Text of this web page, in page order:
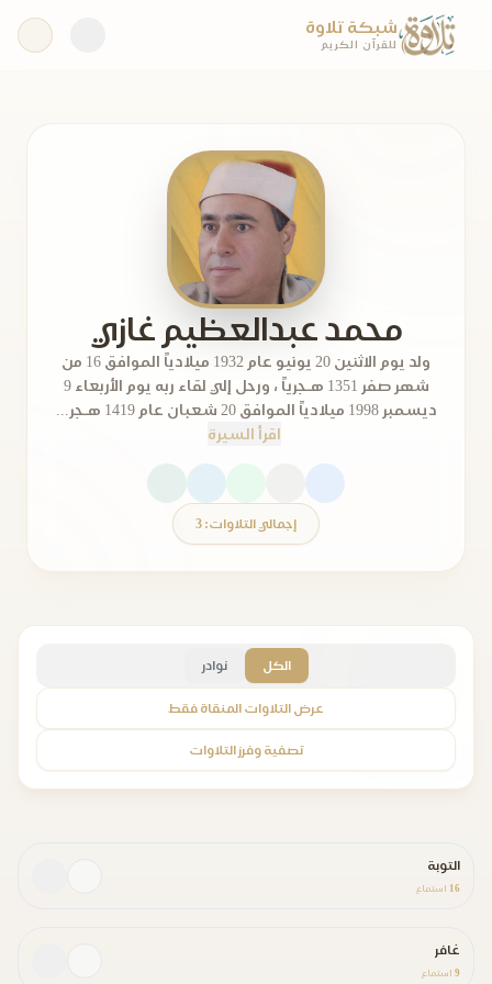
شبكة تلاوة
للقرآن الكريم
محمد عبدالعظيم غازي
ولد يوم الاثنين 20 يونيو عام 1932 ميلادياً الموافق 16 من
شهر صفر 1351 هـجرياً ، ورحل إلي لقاء ربه يوم الأربعاء 9
ديسمبر 1998 ميلادياً الموافق 20 شعبان عام 1419 هـجر...
اقرأ السيرة
إجمالي التلاوات: 3
الكل نوادر
عرض التلاوات المنقاة فقط
تصفية وفرز التلاوات
التوبة
16 استماع
غافر
9 استماع